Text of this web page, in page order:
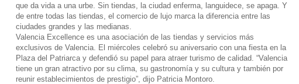
que da vida a una urbe. Sin tiendas, la ciudad enferma, languidece, se apaga. Y
de entre todas las tiendas, el comercio de lujo marca la diferencia entre las
ciudades grandes y las medianas.
Valencia Excellence es una asociación de las tiendas y servicios más
exclusivos de Valencia. El miércoles celebró su aniversario con una fiesta en la
Plaza del Patriarca y defendió su papel para atraer turismo de calidad. “Valencia
tiene un gran atractivo por su clima, su gastronomía y su cultura y también por
reunir establecimientos de prestigio”, dijo Patricia Montoro.